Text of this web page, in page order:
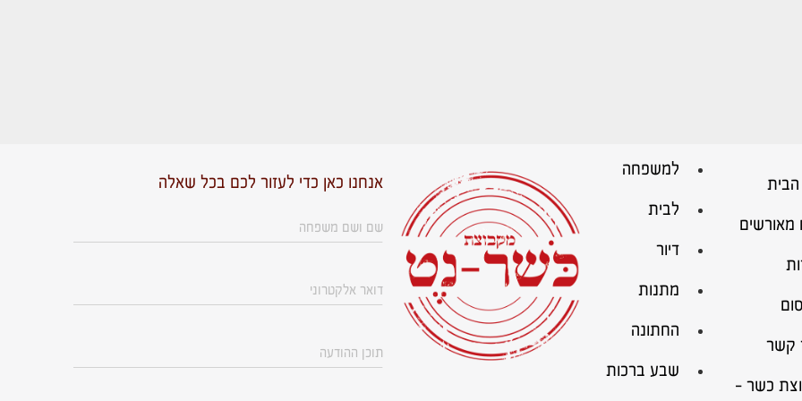
מאורשים
קשר
כשר –
למשפחה
לבית
דיור
מתנות
החתונה
שבע ברכות
אנחנו כאן כדי לעזור לכם בכל שאלה